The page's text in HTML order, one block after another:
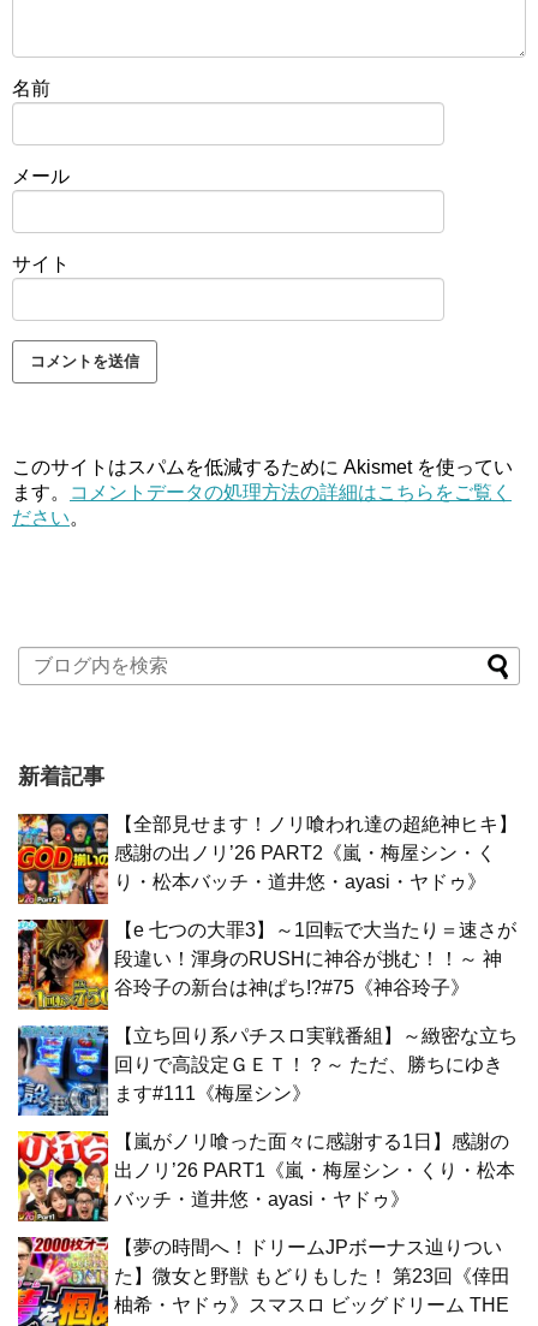
名前
メール
サイト
このサイトはスパムを低減するために Akismet を使ってい
ます。
コメントデータの処理方法の詳細はこちらをご覧く
ださい。
新着記事
【全部見せます！ノリ喰われ達の超絶神ヒキ】
感謝の出ノリ’26 PART2《嵐・梅屋シン・く
り・松本バッチ・道井悠・ayasi・ヤドゥ》
【e 七つの大罪3】～1回転で大当たり＝速さが
段違い！渾身のRUSHに神谷が挑む！！～ 神
谷玲子の新台は神ぱち!?#75《神谷玲子》
【立ち回り系パチスロ実戦番組】～緻密な立ち
回りで高設定ＧＥＴ！？～ ただ、勝ちにゆき
ます#111《梅屋シン》
【嵐がノリ喰った面々に感謝する1日】感謝の
出ノリ’26 PART1《嵐・梅屋シン・くり・松本
バッチ・道井悠・ayasi・ヤドゥ》
【夢の時間へ！ドリームJPボーナス辿りつい
た】微女と野獣 もどりもした！ 第23回《倖田
柚希・ヤドゥ》スマスロ ビッグドリーム THE